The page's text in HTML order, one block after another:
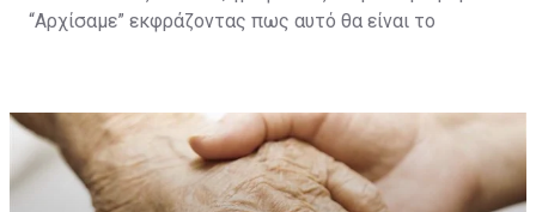
“Αρχίσαμε” εκφράζοντας πως αυτό θα είναι το